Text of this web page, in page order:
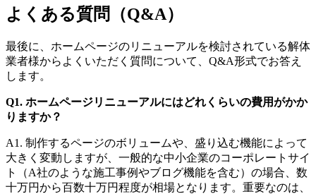
よくある質問（Q&A）
最後に、ホームページのリニューアルを検討されている解体
業者様からよくいただく質問について、Q&A形式でお答え
します。
Q1. ホームページリニューアルにはどれくらいの費用がかか
りますか？
A1. 制作するページのボリュームや、盛り込む機能によって
大きく変動しますが、一般的な中小企業のコーポレートサイ
ト（A社のような施工事例やブログ機能を含む）の場合、数
十万円から百数十万円程度が相場となります。重要なのは、